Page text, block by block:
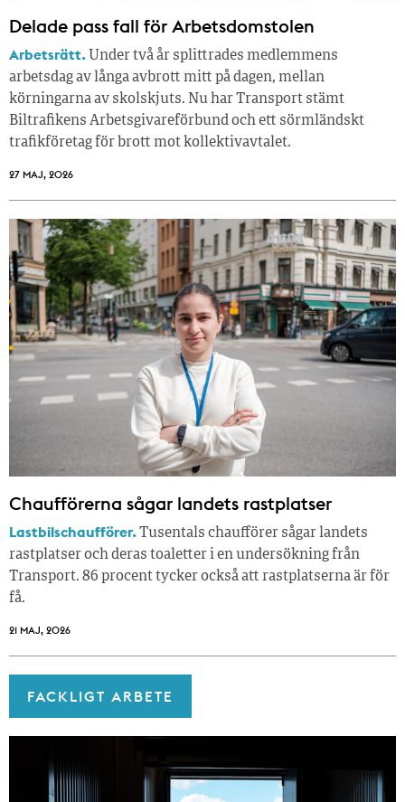
Delade pass fall för Arbetsdomstolen
Arbetsrätt. Under två år splittrades medlemmens
arbetsdag av långa avbrott mitt på dagen, mellan
körningarna av skolskjuts. Nu har Transport stämt
Biltrafikens Arbetsgivareförbund och ett sörmländskt
trafikföretag för brott mot kollektivavtalet.
27 MAJ, 2026
Chaufförerna sågar landets rastplatser
Lastbilschaufförer.Tusentals chaufförer sågar landets
rastplatser och deras toaletter i en undersökning från
Transport. 86 procent tycker också att rastplatserna är för
få.
21 MAJ, 2026
FACKLIGT ARBETE